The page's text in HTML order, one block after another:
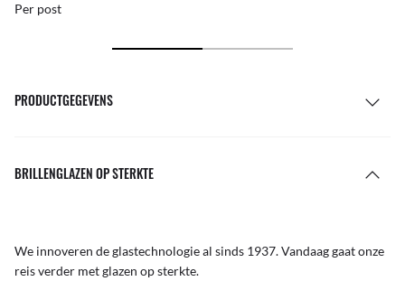
Per post
PRODUCTGEGEVENS
BRILLENGLAZEN OP STERKTE
We innoveren de glastechnologie al sinds 1937. Vandaag gaat onze
reis verder met glazen op sterkte.